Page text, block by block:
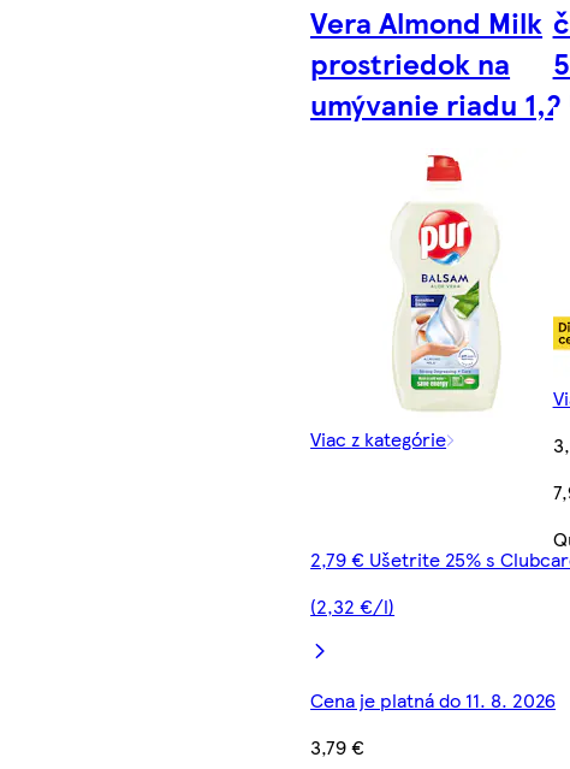
Vera Almond Milk
prostriedok na
umývanie riadu 1,2
Viac z kategórie
2,79 € Ušetrite 25% s
(2,32 €/l)
Cena je platná do 11. 8. 2026
3,79 €